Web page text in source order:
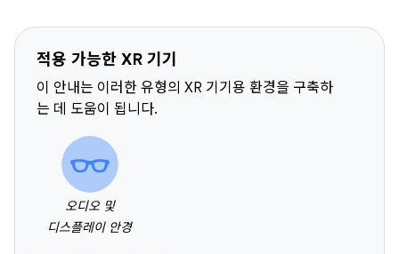
적용 가능한 XR 기기
이 안내는 이러한 유형의 XR 기기용 환경을 구축하
는 데 도움이 됩니다.
오디오 및
디스플레이 안경